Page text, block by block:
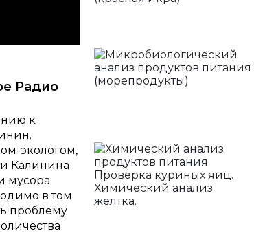
Радио
к
экологом,
Калинина
мусора
в том
проблему